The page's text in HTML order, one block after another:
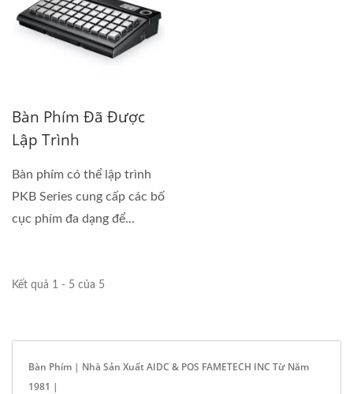
Bàn Phím Đã Được
Lập Trình
Bàn phím có thể lập trình
PKB Series cung cấp các bố
cục phím đa dạng để...
Kết quả 1 - 5 của 5
Bàn Phím | Nhà Sản Xuất AIDC & POS FAMETECH INC Từ Năm
1981 |